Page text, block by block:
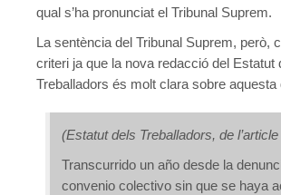
qual s’ha pronunciat el Tribunal Suprem.
La sentència del Tribunal Suprem, però,
criteri ja que la nova redacció del Estatut
Treballadors és molt clara sobre aquesta
(Estatut dels Treballadors, de l’article
Transcurrido un año desde la
convenio colectivo sin que se haya